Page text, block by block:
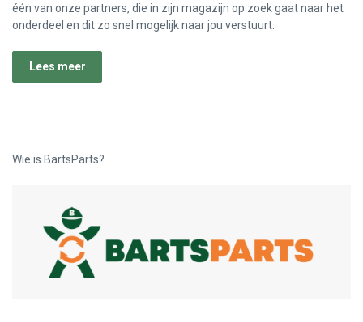
één van onze partners, die in zijn magazijn op zoek gaat naar het
onderdeel en dit zo snel mogelijk naar jou verstuurt.
Lees meer
Wie is BartsParts?